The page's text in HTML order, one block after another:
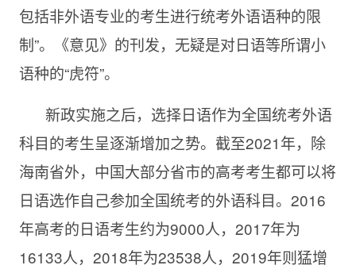
包括非外语专业的考生进行统考外语语种的限
制”。《意见》的刊发，无疑是对日语等所谓小
语种的“虎符”。
新政实施之后，选择日语作为全国统考外语
科目的考生呈逐渐增加之势。截至2021年，除
海南省外，中国大部分省市的高考考生都可以将
日语选作自己参加全国统考的外语科目。2016
年高考的日语考生约为9000人，2017年为
16133人，2018年为23538人，2019年则猛增